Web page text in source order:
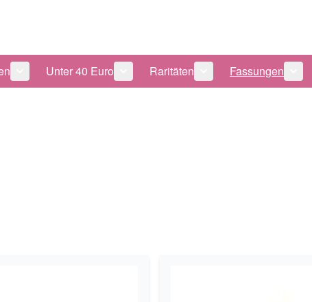
Pflegeprodukte anzeigen
Untermenü für Kategorie Sonnenbrillen anzeigen
Unter 40 Euro
Untermenü für Kategorie Unter 40
Raritäten
Untermenü für
Fassungen